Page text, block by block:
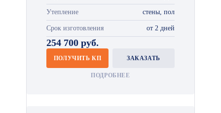
Утепление стены, пол
Срок изготовления от 2 дней
254 700 руб.
ПОЛУЧИТЬ КП ЗАКАЗАТЬ
ПОДРОБНЕЕ